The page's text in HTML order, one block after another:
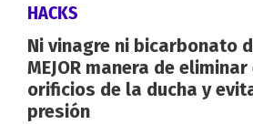
HACKS
Ni vinagre ni bicarbonato
MEJOR manera de
orificios de la ducha y
presión